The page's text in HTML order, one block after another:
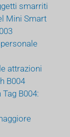
smarriti
Mini Smart
attrazioni
B004
B004: